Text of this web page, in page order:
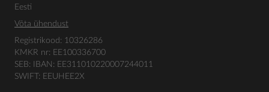
Eesti
Võta ühendust
Registrikood: 10326286
KMKR nr: EE100336700
SEB: IBAN: EE311010220007244011
SWIFT: EEUHEE2X